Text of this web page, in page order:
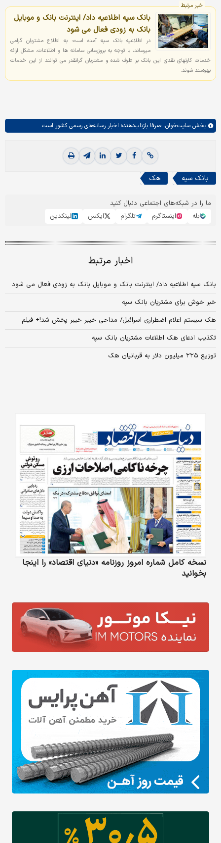
خبر مرتبط
بانک سپه اطلاعیه داد/ اینترنت بانک و موبایل
بانک به زودی فعال می شود
در اطلاعیه بانک سپه آمده است: به اطلاع مشتریان گرامی
میرساند، با توجه به بروزرسانی سامانه ها و اطلاعات، مشکل ارائه
خدمات کارتهای نقدی این بانک بر طرف شده و مشتریان گرانقدر می توانند از این خدمات
بهره‌مند شوند.️
بخش سایت‌خوان، صرفا بازتاب‌دهنده اخبار رسانه‌های رسمی کشور است.
بانک سپه هک
ما را در شبکه‌های اجتماعی دنبال کنید
بله
اینستاگرم تلگرام ایکس لینکدین
اخبار مرتبط
بانک سپه اطلاعیه داد/ اینترنت بانک و موبایل بانک به زودی فعال می شود
خبر خوش برای مشتریان بانک سپه
هک سیستم اعلام اضطراری اسرائیل/ مداحی خیبر خیبر پخش شد!+ فیلم
تکذیب ادعای هک اطلاعات مشتریان بانک سپه
توزیع ۲۲۵ میلیون دلار به قربانیان هک
نسخه کامل شماره امروز روزنامه «دنیای‌ اقتصاد» را اینجا
بخوانید